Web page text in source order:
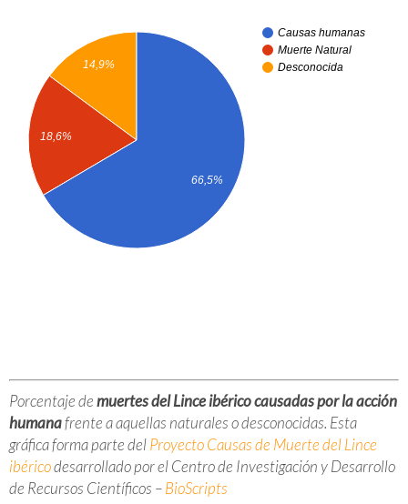
Causas humanas
Muerte Natural
Desconocida
14,9%
18,6%
66,5%
Porcentaje demuertes del Lince ibérico causadas por la acción
humanafrente a aquellas naturales o desconocidas. Esta
gráfica forma parte delProyecto Causas de Muerte del Lince
ibéricodesarrollado por el Centro de Investigación y Desarrollo
de Recursos Científicos –BioScripts